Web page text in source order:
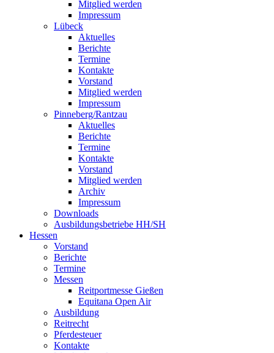
Mitglied werden
Impressum
Lübeck
Aktuelles
Berichte
Termine
Kontakte
Vorstand
Mitglied werden
Impressum
Pinneberg/Rantzau
Aktuelles
Berichte
Termine
Kontakte
Vorstand
Mitglied werden
Archiv
Impressum
Downloads
Ausbildungsbetriebe HH/SH
Hessen
Vorstand
Berichte
Termine
Messen
Reitportmesse Gießen
Equitana Open Air
Ausbildung
Reitrecht
Pferdesteuer
Kontakte